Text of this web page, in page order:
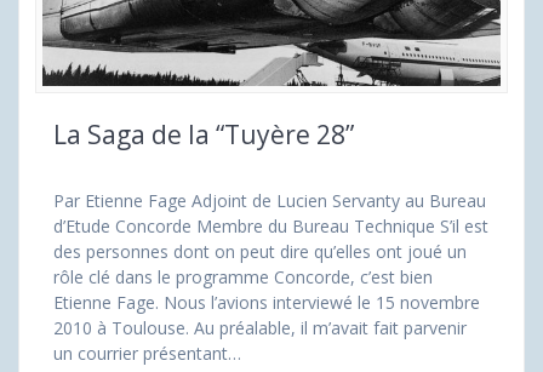
La Saga de la “Tuyère 28”
Par Etienne Fage Adjoint de Lucien Servanty au Bureau
d’Etude Concorde Membre du Bureau Technique S’il est
des personnes dont on peut dire qu’elles ont joué un
rôle clé dans le programme Concorde, c’est bien
Etienne Fage. Nous l’avions interviewé le 15 novembre
2010 à Toulouse. Au préalable, il m’avait fait parvenir
un courrier présentant…